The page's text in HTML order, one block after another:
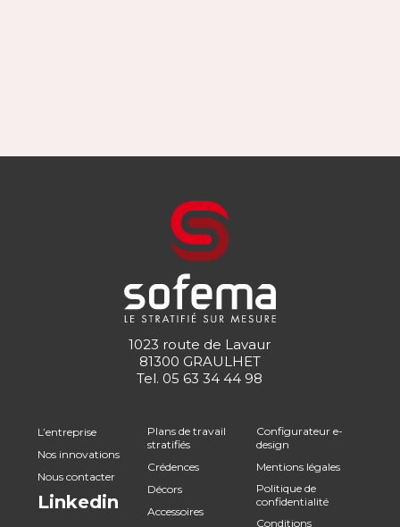
1023 route de Lavaur
81300 GRAULHET
Tel. 05 63 34 44 98
L’entreprise
Nos innovations
Nous contacter
Linkedin
Plans de travail
stratifiés
Crédences
Décors
Accessoires
Configurateur e-
design
Mentions légales
Politique de
confidentialité
Conditions